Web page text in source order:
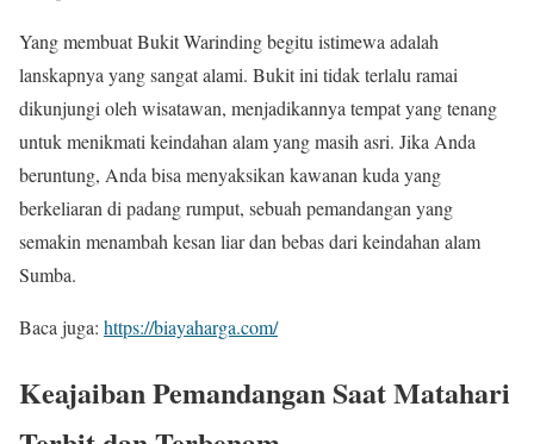
Yang membuat Bukit Warinding begitu istimewa adalah
lanskapnya yang sangat alami. Bukit ini tidak terlalu ramai
dikunjungi oleh wisatawan, menjadikannya tempat yang tenang
untuk menikmati keindahan alam yang masih asri. Jika Anda
beruntung, Anda bisa menyaksikan kawanan kuda yang
berkeliaran di padang rumput, sebuah pemandangan yang
semakin menambah kesan liar dan bebas dari keindahan alam
Sumba.
Baca juga: https://biayaharga.com/
Keajaiban Pemandangan Saat Matahari